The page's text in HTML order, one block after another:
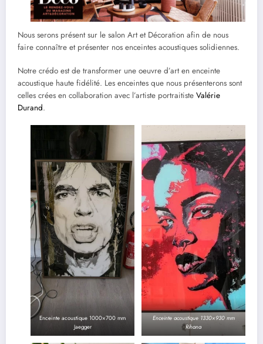
Nous serons présent sur le salon Art et Décoration afin de nous
faire connaître et présenter nos enceintes acoustiques solidiennes.
Notre crédo est de transformer une oeuvre d’art en enceinte
acoustique haute fidélité. Les enceintes que nous présenterons sont
celles crées en collaboration avec l’artiste portraitiste Valérie
Durand.
Enceinte acoustique 1000×700 mm
Jaegger
Enceinte acoustique 1330×930 mm
Rihana